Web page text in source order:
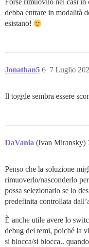
debba entrare in modalità
esistano!
Jonathan5 7 Luglio
6
Il toggle sembra essere
DaVania (Ivan Miransky)
Penso che la soluzione
rimuoverlo/nasconderlo
possa selezionarlo se lo
predefinita controllata
È anche utile avere lo
debug dei temi, poiché la
si blocca/si blocca..